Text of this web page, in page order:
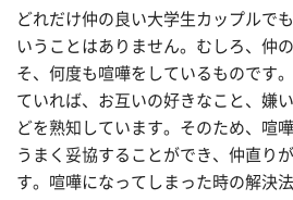
どれだけ仲の良い大学生カップルで
いうことはありません。むしろ、仲
そ、何度も喧嘩をしているものです
ていれば、お互いの好きなこと、嫌
どを熟知しています。そのため、喧
うまく妥協することができ、仲直り
す。喧嘩になってしまった時の解決